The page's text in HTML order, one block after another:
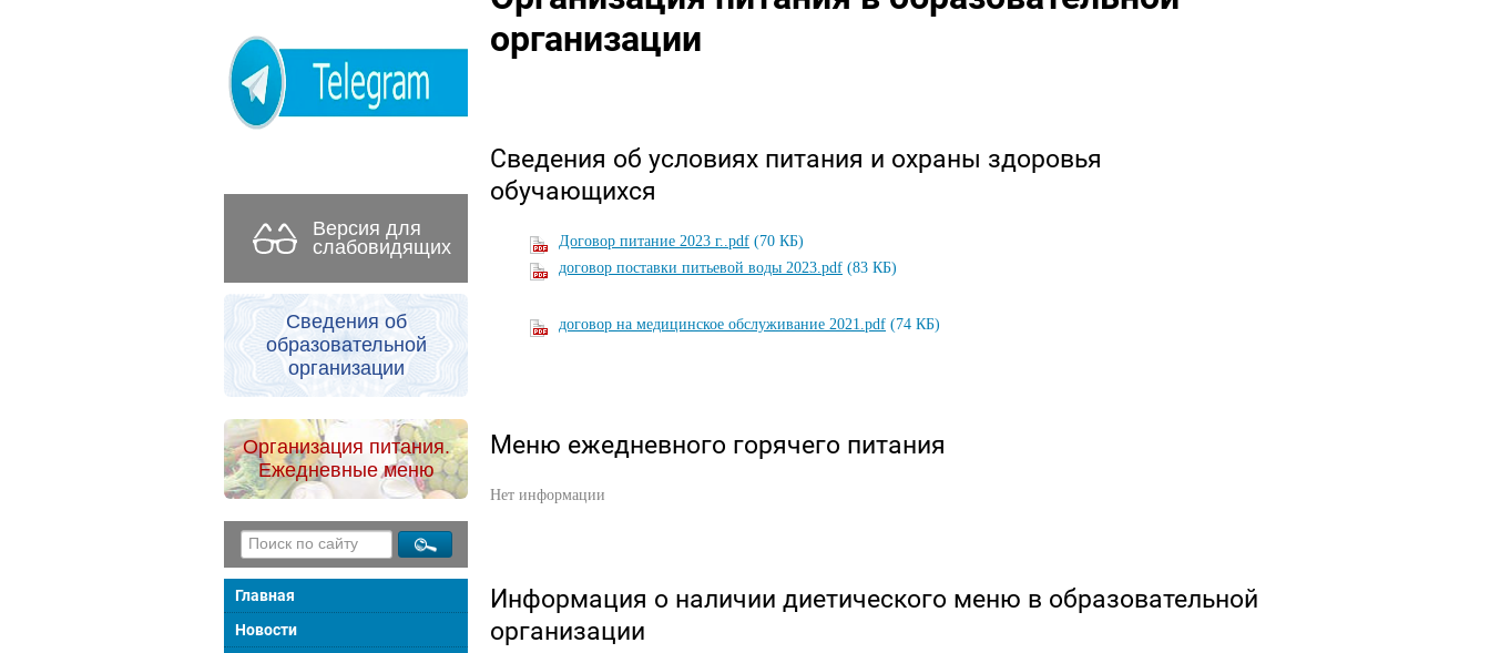
Версия для
слабовидящих
Сведения об
образовательной
организации
Организация питания.
Ежедневные меню
Главная
Новости
организации
Сведения об условиях питания и охраны здоровья
обучающихся
Договор питание 2023 г..pdf (70 КБ)
договор поставки питьевой воды 2023.pdf (83 КБ)
договор на медицинское обслуживание 2021.pdf (74 КБ)
Меню ежедневного горячего питания
Нет информации
Информация о наличии диетического меню в образовательной
организации